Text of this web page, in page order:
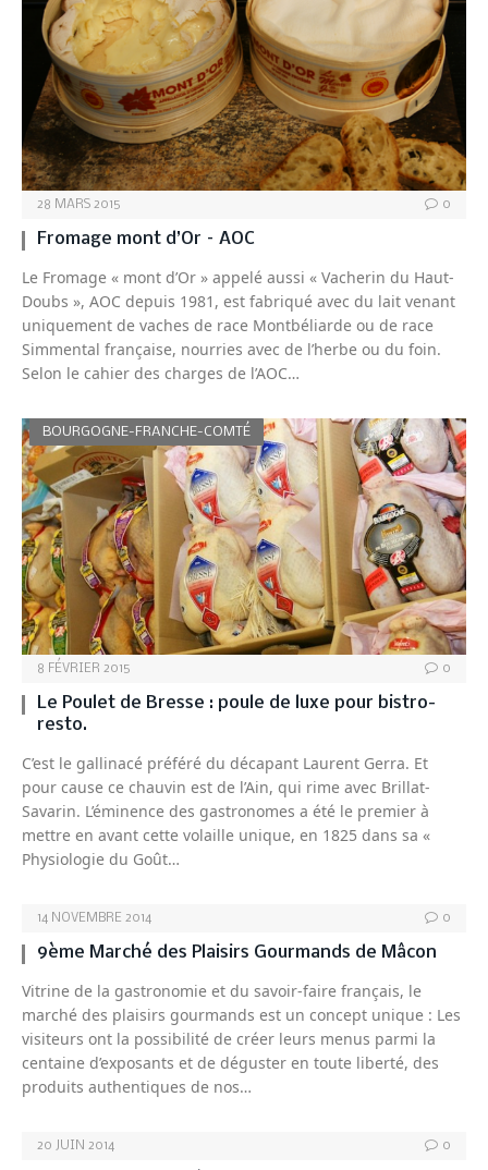
28 MARS 2015 0
Fromage mont d’Or – AOC
Le Fromage « mont d’Or » appelé aussi « Vacherin du Haut-
Doubs », AOC depuis 1981, est fabriqué avec du lait venant
uniquement de vaches de race Montbéliarde ou de race
Simmental française, nourries avec de l’herbe ou du foin.
Selon le cahier des charges de l’AOC…
BOURGOGNE-FRANCHE-COMTÉ
8 FÉVRIER 2015 0
Le Poulet de Bresse : poule de luxe pour bistro-
resto.
C’est le gallinacé préféré du décapant Laurent Gerra. Et
pour cause ce chauvin est de l’Ain, qui rime avec Brillat-
Savarin. L’éminence des gastronomes a été le premier à
mettre en avant cette volaille unique, en 1825 dans sa «
Physiologie du Goût…
14 NOVEMBRE 2014 0
9ème Marché des Plaisirs Gourmands de Mâcon
Vitrine de la gastronomie et du savoir-faire français, le
marché des plaisirs gourmands est un concept unique : Les
visiteurs ont la possibilité de créer leurs menus parmi la
centaine d’exposants et de déguster en toute liberté, des
produits authentiques de nos…
20 JUIN 2014 0